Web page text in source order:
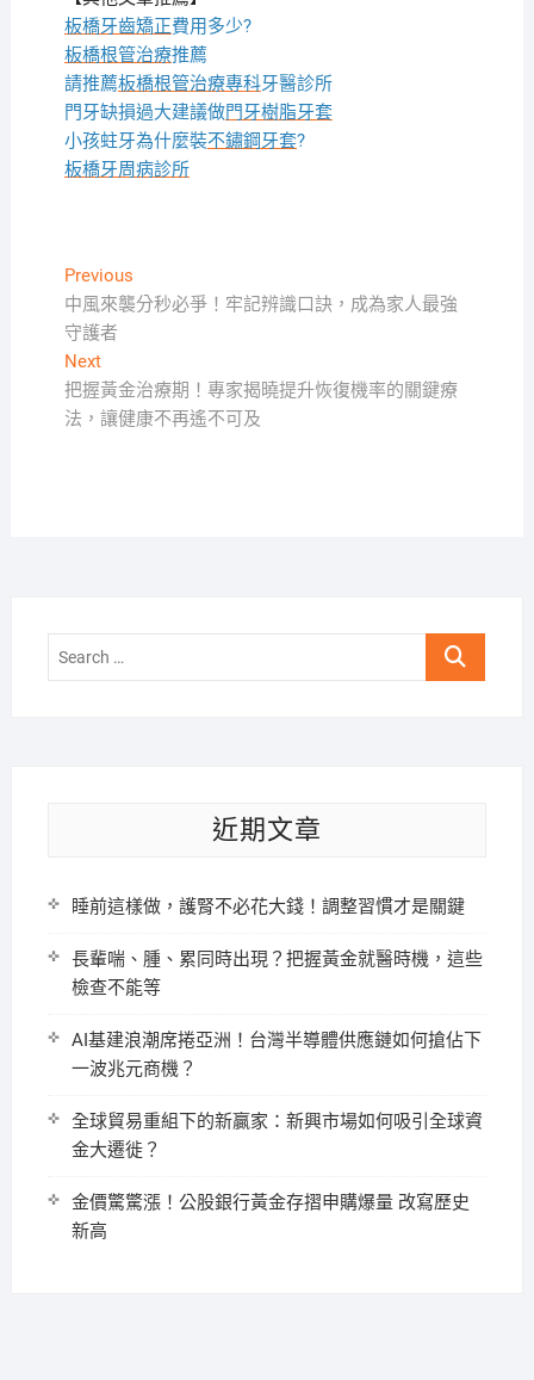
板橋牙齒矯正費用多少?
板橋根管治療推薦
請推薦板橋根管治療專科牙醫診所
門牙缺損過大建議做門牙樹脂牙套
小孩蛀牙為什麼裝不鏽鋼牙套?
板橋牙周病診所
文
章
導
覽
PreviousPrevious
post:
中風來襲分秒必爭！牢記辨識口訣，成為家人最強
守護者
NextNext
post:
把握黃金治療期！專家揭曉提升恢復機率的關鍵療
法，讓健康不再遙不可及
Search
近期文章
睡前這樣做，護腎不必花大錢！調整習慣才是關鍵
長輩喘、腫、累同時出現？把握黃金就醫時機，這些
檢查不能等
AI基建浪潮席捲亞洲！台灣半導體供應鏈如何搶佔下
一波兆元商機？
全球貿易重組下的新贏家：新興市場如何吸引全球資
金大遷徙？
金價驚驚漲！公股銀行黃金存摺申購爆量 改寫歷史
新高